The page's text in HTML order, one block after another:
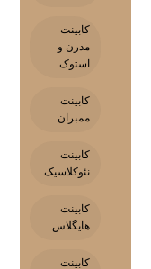
کابینت
مدرن و
استوک
کابینت
ممبران
کابینت
نئوکلاسیک
کابینت
هایگلاس
کابینت